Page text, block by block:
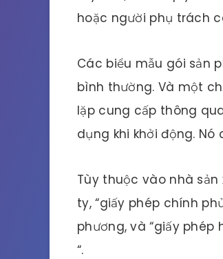
hoặc người phụ trách
Các biểu mẫu gói sản
bình thường. Và một
lặp cung cấp thông
dụng khi khởi động.
Tùy thuộc vào nhà
ty, “giấy phép chính
phương, và “giấy phép
“.